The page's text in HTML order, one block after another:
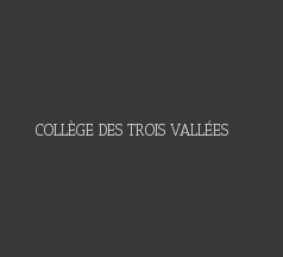
COLLÈGE DES TROIS VALLÉES